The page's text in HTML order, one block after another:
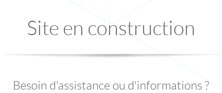
Site en construction
Besoin d'assistance ou d'informations ?